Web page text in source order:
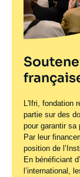
L'Ifri, fondation
partie sur des
pour garantir sa
Par leur
position de
En bénéficiant
l’international,